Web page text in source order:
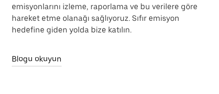
emisyonlarını izleme, raporlama ve bu verilere göre
hareket etme olanağı sağlıyoruz. Sıfır emisyon
hedefine giden yolda bize katılın.
Blogu okuyun